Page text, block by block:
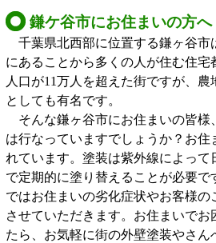
鎌ケ谷市にお住まいの方へ
千葉県北西部に位置する鎌ヶ谷市
にあることから多くの人が住む住宅
人口が11万人を超えた街ですが、
としても有名です。
そんな鎌ヶ谷市にお住まいの皆様
は行なっていますでしょうか？お住
れています。塗装は紫外線によって
で定期的に塗り替えることが必要で
ではお住まいの劣化症状やお客様の
させていただきます。お住まいでお
たら、お気軽に街の外壁塗装やさん